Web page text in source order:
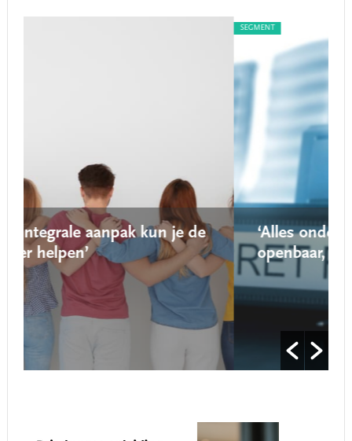
kun je de
‘Alles onder de Wet
openbaar, tenzij…’